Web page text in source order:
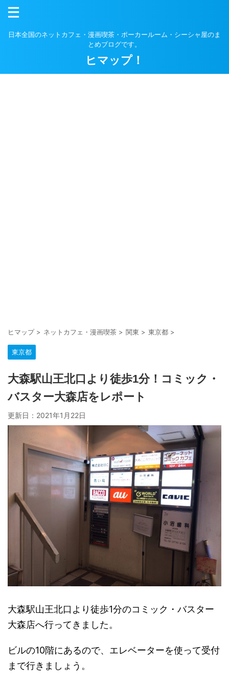
日本全国のネットカフェ・漫画喫茶・ポーカールーム・シーシャ屋のま
とめブログです。
ヒマップ！
ヒマップ> ネットカフェ・漫画喫茶 > 関東 > 東京都 >
東京都
大森駅山王北口より徒歩1分！コミック・
バスター大森店をレポート
更新日： 2021年1月22日
大森駅山王北口より徒歩1分のコミック・バスター
大森店へ行ってきました。
ビルの10階にあるので、エレベーターを使って受付
まで行きましょう。